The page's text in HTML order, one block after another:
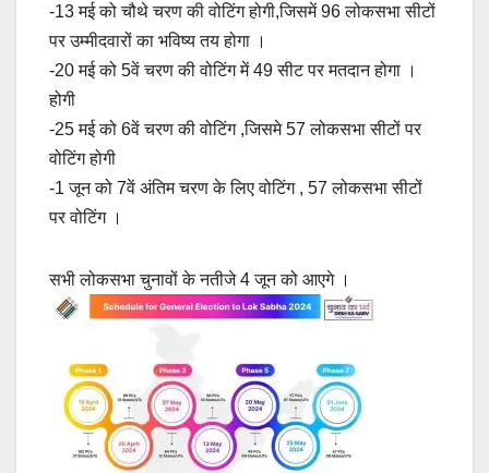
-13 मई को चौथे चरण की वोटिंग होगी,जिसमें 96 लोकसभा सीटों
पर उम्मीदवारों का भविष्य तय होगा ।
-20 मई को 5वें चरण की वोटिंग में 49 सीट पर मतदान होगा ।
होगी
-25 मई को 6वें चरण की वोटिंग ,जिसमे 57 लोकसभा सीटों पर
वोटिंग होगी
-1 जून को 7वें अंतिम चरण के लिए वोटिंग , 57 लोकसभा सीटों
पर वोटिंग ।
सभी लोकसभा चुनावों के नतीजे 4 जून को आएगे ।